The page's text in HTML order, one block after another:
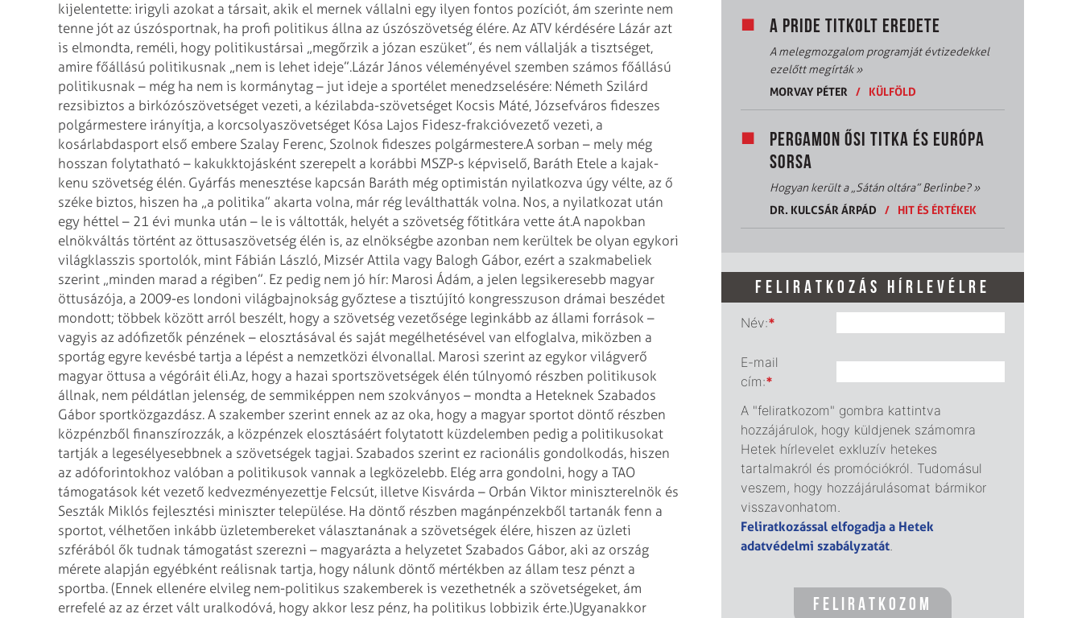
kijelentette: irigyli azokat a társait, akik el mernek vállalni egy ilyen fontos pozíciót, ám szerinte nem
tenne jót az úszósportnak, ha profi politikus állna az úszószövetség élére. Az ATV kérdésére Lázár azt
is elmondta, reméli, hogy politikustársai „megőrzik a józan eszüket”, és nem vállalják a tisztséget,
amire főállású politikusnak „nem is lehet ideje”.Lázár János véleményével szemben számos főállású
politikusnak – még ha nem is kormánytag – jut ideje a sportélet menedzselésére: Németh Szilárd
rezsibiztos a birkózószövetséget vezeti, a kézilabda-szövetséget Kocsis Máté, Józsefváros fideszes
polgármestere irányítja, a korcsolyaszövetséget Kósa Lajos Fidesz-frakcióvezető vezeti, a
kosárlabdasport első embere Szalay Ferenc, Szolnok fideszes polgármestere.A sorban – mely még
hosszan folytatható – kakukktojásként szerepelt a korábbi MSZP-s képviselő, Baráth Etele a kajak-
kenu szövetség élén. Gyárfás menesztése kapcsán Baráth még optimistán nyilatkozva úgy vélte, az ő
széke biztos, hiszen ha „a politika” akarta volna, már rég leválthatták volna. Nos, a nyilatkozat után
egy héttel – 21 évi munka után – le is váltották, helyét a szövetség főtitkára vette át.A napokban
elnökváltás történt az öttusaszövetség élén is, az elnökségbe azonban nem kerültek be olyan egykori
világklasszis sportolók, mint Fábián László, Mizsér Attila vagy Balogh Gábor, ezért a szakmabeliek
szerint „minden marad a régiben”. Ez pedig nem jó hír: Marosi Ádám, a jelen legsikeresebb magyar
öttusázója, a 2009-es londoni világbajnokság győztese a tisztújító kongresszuson drámai beszédet
mondott; többek között arról beszélt, hogy a szövetség vezetősége leginkább az állami források –
vagyis az adófizetők pénzének – elosztásával és saját megélhetésével van elfoglalva, miközben a
sportág egyre kevésbé tartja a lépést a nemzetközi élvonallal. Marosi szerint az egykor világverő
magyar öttusa a végóráit éli.Az, hogy a hazai sportszövetségek élén túlnyomó részben politikusok
állnak, nem példátlan jelenség, de semmiképpen nem szokványos – mondta a Heteknek Szabados
Gábor sportközgazdász. A szakember szerint ennek az az oka, hogy a magyar sportot döntő részben
közpénzből finanszírozzák, a közpénzek elosztásáért folytatott küzdelemben pedig a politikusokat
tartják a legesélyesebbnek a szövetségek tagjai. Szabados szerint ez racionális gondolkodás, hiszen
az adóforintokhoz valóban a politikusok vannak a legközelebb. Elég arra gondolni, hogy a TAO
támogatások két vezető kedvezményezettje Felcsút, illetve Kisvárda – Orbán Viktor miniszterelnök és
Seszták Miklós fejlesztési miniszter települése. Ha döntő részben magánpénzekből tartanák fenn a
sportot, vélhetően inkább üzletembereket választanának a szövetségek élére, hiszen az üzleti
szférából ők tudnak támogatást szerezni – magyarázta a helyzetet Szabados Gábor, aki az ország
mérete alapján egyébként reálisnak tartja, hogy nálunk döntő mértékben az állam tesz pénzt a
sportba. (Ennek ellenére elvileg nem-politikus szakemberek is vezethetnék a szövetségeket, ám
errefelé az az érzet vált uralkodóvá, hogy akkor lesz pénz, ha politikus lobbizik érte.)Ugyanakkor
A PRIDE TITKOLT EREDETE
A melegmozgalom programját évtizedekkel
ezelőtt megírták»
MORVAY PÉTER
/ KÜLFÖLD
PERGAMON ŐSI TITKA ÉS EURÓPA
SORSA
Hogyan került a „Sátán oltára” Berlinbe?»
DR. KULCSÁR ÁRPÁD
/ HIT ÉS ÉRTÉKEK
FELIRATKOZÁS HÍRLEVÉLRE
Név:*
E-mail
cím:*
A "feliratkozom" gombra kattintva
hozzájárulok, hogy küldjenek számomra
Hetek hírlevelet exkluzív hetekes
tartalmakról és promóciókról. Tudomásul
veszem, hogy hozzájárulásomat bármikor
visszavonhatom.
Feliratkozással elfogadja a Hetek
adatvédelmi szabályzatát.